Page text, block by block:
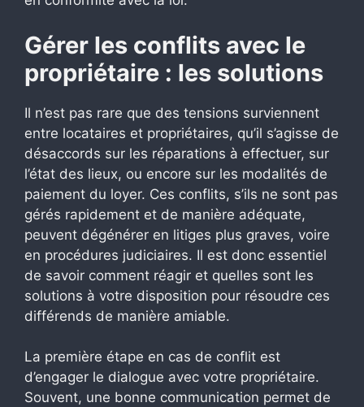
Gérer les conflits avec le
propriétaire : les solutions
Il n’est pas rare que des tensions surviennent
entre locataires et propriétaires, qu’il s’agisse de
désaccords sur les réparations à effectuer, sur
l’état des lieux, ou encore sur les modalités de
paiement du loyer. Ces conflits, s’ils ne sont pas
gérés rapidement et de manière adéquate,
peuvent dégénérer en litiges plus graves, voire
en procédures judiciaires. Il est donc essentiel
de savoir comment réagir et quelles sont les
solutions à votre disposition pour résoudre ces
différends de manière amiable.
La première étape en cas de conflit est
d’engager le dialogue avec votre propriétaire.
Souvent, une bonne communication permet de